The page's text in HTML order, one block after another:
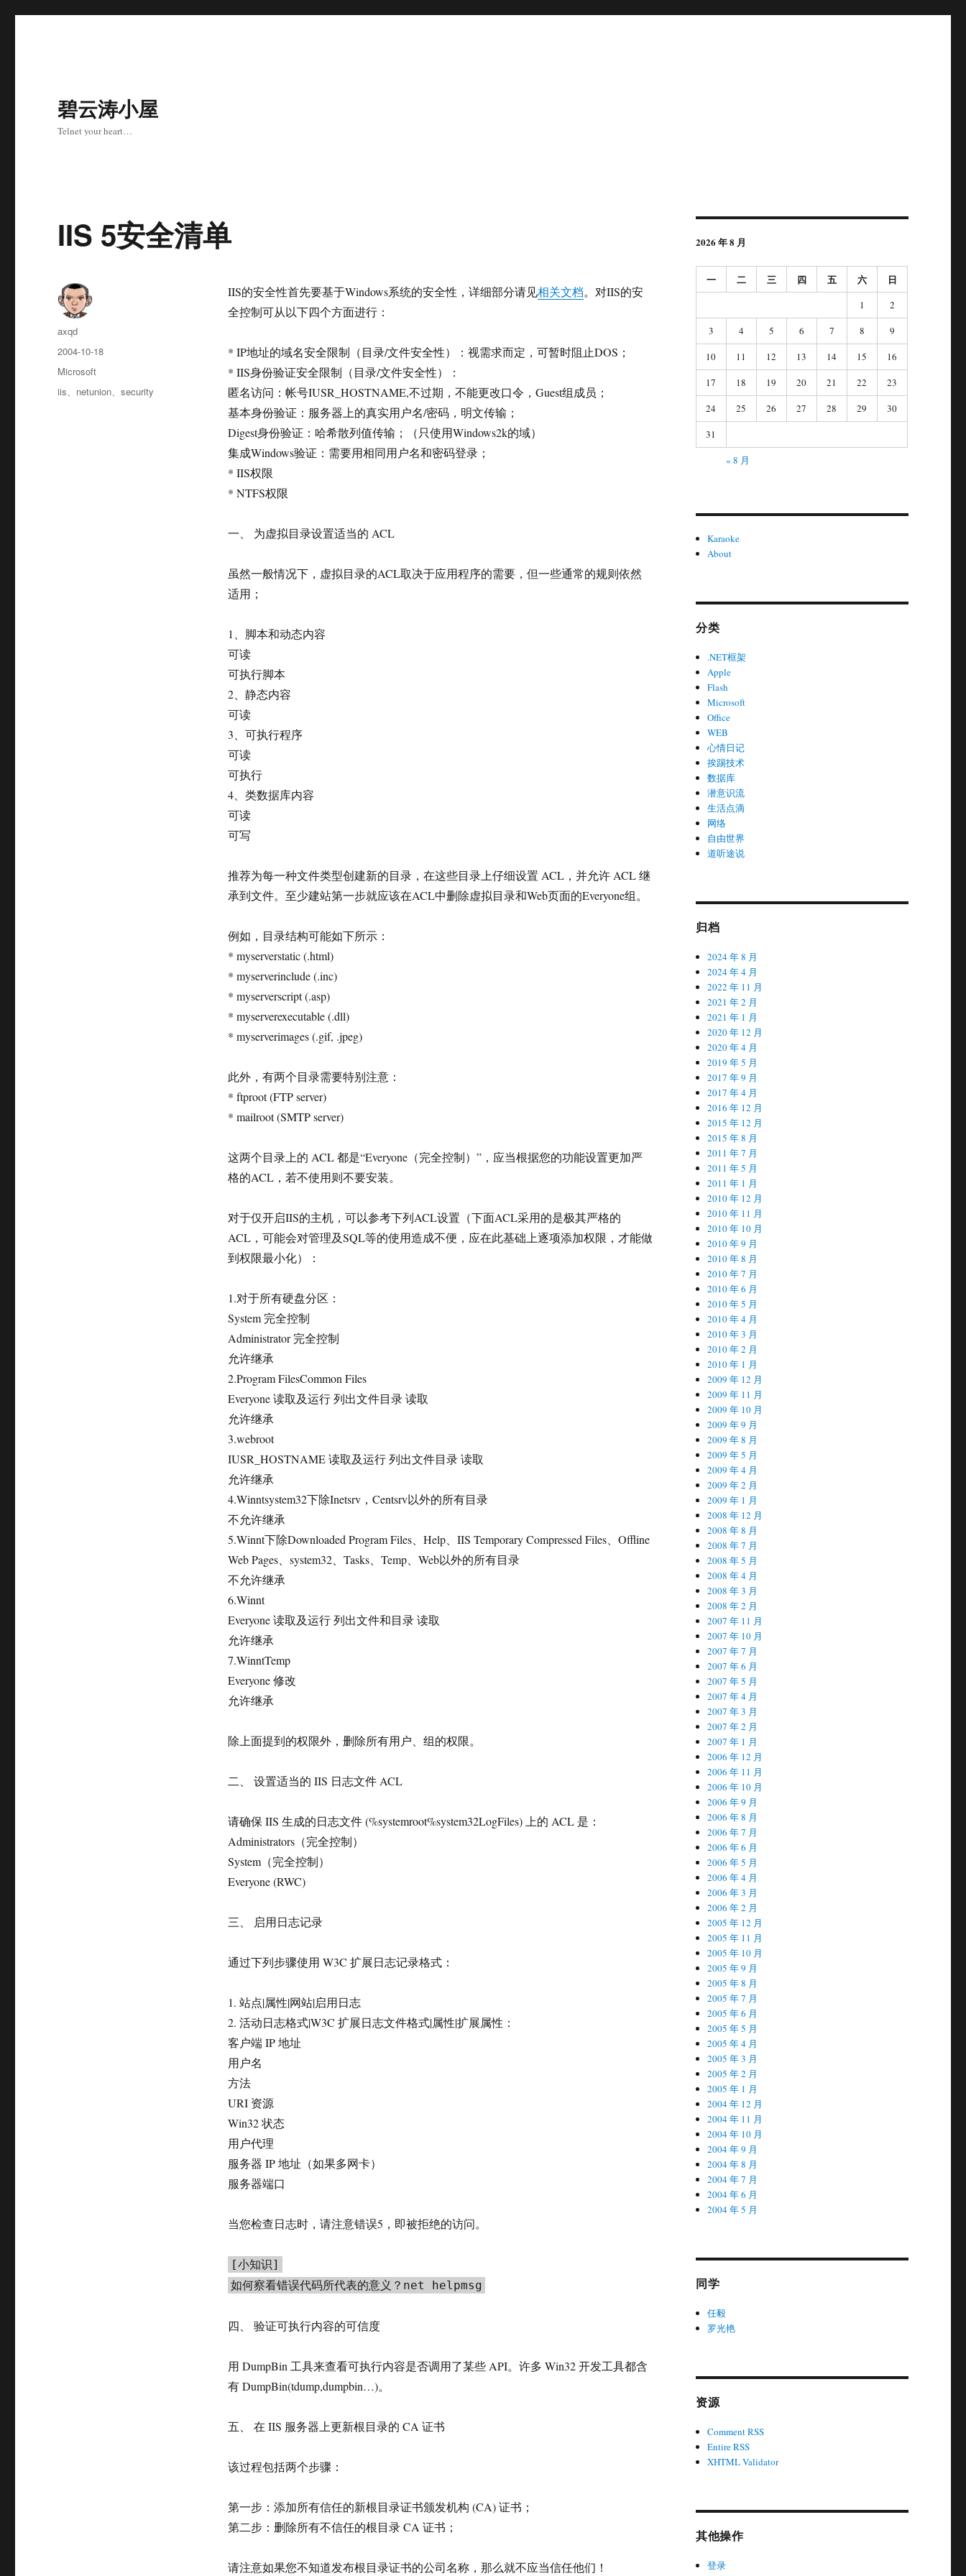
碧云涛小屋
Telnet your heart…
IIS 5安全清单
IIS的安全性首先要基于Windows系统的安全性，详细部分请见相关文档。对IIS的安
全控制可从以下四个方面进行：
* IP地址的域名安全限制（目录/文件安全性）：视需求而定，可暂时阻止DOS；
* IIS身份验证安全限制（目录/文件安全性）：
匿名访问：帐号IUSR_HOSTNAME,不过期，不能更改口令，Guest组成员；
基本身份验证：服务器上的真实用户名/密码，明文传输；
Digest身份验证：哈希散列值传输；（只使用Windows2k的域）
集成Windows验证：需要用相同用户名和密码登录；
* IIS权限
* NTFS权限
一、 为虚拟目录设置适当的 ACL
虽然一般情况下，虚拟目录的ACL取决于应用程序的需要，但一些通常的规则依然
适用；
1、脚本和动态内容
可读
可执行脚本
2、静态内容
可读
3、可执行程序
可读
可执行
4、类数据库内容
可读
可写
推荐为每一种文件类型创建新的目录，在这些目录上仔细设置 ACL，并允许 ACL 继
承到文件。至少建站第一步就应该在ACL中删除虚拟目录和Web页面的Everyone组。
例如，目录结构可能如下所示：
* myserverstatic (.html)
* myserverinclude (.inc)
* myserverscript (.asp)
* myserverexecutable (.dll)
* myserverimages (.gif, .jpeg)
此外，有两个目录需要特别注意：
* ftproot (FTP server)
* mailroot (SMTP server)
这两个目录上的 ACL 都是“Everyone（完全控制）”，应当根据您的功能设置更加严
格的ACL，若不使用则不要安装。
对于仅开启IIS的主机，可以参考下列ACL设置（下面ACL采用的是极其严格的
ACL，可能会对管理及SQL等的使用造成不便，应在此基础上逐项添加权限，才能做
到权限最小化）：
1.对于所有硬盘分区：
System 完全控制
Administrator 完全控制
允许继承
2.Program FilesCommon Files
Everyone 读取及运行 列出文件目录 读取
允许继承
3.webroot
IUSR_HOSTNAME 读取及运行 列出文件目录 读取
允许继承
4.Winntsystem32下除Inetsrv，Centsrv以外的所有目录
不允许继承
5.Winnt下除Downloaded Program Files、Help、IIS Temporary Compressed Files、Offline
Web Pages、system32、Tasks、Temp、Web以外的所有目录
不允许继承
6.Winnt
Everyone 读取及运行 列出文件和目录 读取
允许继承
7.WinntTemp
Everyone 修改
允许继承
除上面提到的权限外，删除所有用户、组的权限。
二、 设置适当的 IIS 日志文件 ACL
请确保 IIS 生成的日志文件 (%systemroot%system32LogFiles) 上的 ACL 是：
Administrators（完全控制）
System（完全控制）
Everyone (RWC)
三、 启用日志记录
通过下列步骤使用 W3C 扩展日志记录格式：
1. 站点|属性|网站|启用日志
2. 活动日志格式|W3C 扩展日志文件格式|属性|扩展属性：
客户端 IP 地址
用户名
方法
URI 资源
Win32 状态
用户代理
服务器 IP 地址（如果多网卡）
服务器端口
当您检查日志时，请注意错误5，即被拒绝的访问。
[小知识]
如何察看错误代码所代表的意义？net helpmsg
四、 验证可执行内容的可信度
用 DumpBin 工具来查看可执行内容是否调用了某些 API。许多 Win32 开发工具都含
有 DumpBin(tdump,dumpbin…)。
五、 在 IIS 服务器上更新根目录的 CA 证书
该过程包括两个步骤：
第一步：添加所有信任的新根目录证书颁发机构 (CA) 证书；
第二步：删除所有不信任的根目录 CA 证书；
请注意如果您不知道发布根目录证书的公司名称，那么就不应当信任他们！
作
者
axqd
发
布
2004-10-18
分
类
Microsoft
标
iis、 netunion、security
2026 年 8 月
一 二 三 四 五 六 日
1
2
3
4 5 6 7 8
9
10
11 12 13 14 15
16
17
18 19 20 21 22
23
24
25 26 27 28 29
30
31
« 8 月
Karaoke
About
分类
.NET框架
Apple
Flash
Microsoft
Office
WEB
心情日记
挨踢技术
数据库
潜意识流
生活点滴
网络
自由世界
道听途说
归档
2024 年 8 月
2024 年 4 月
2022 年 11 月
2021 年 2 月
2021 年 1 月
2020 年 12 月
2020 年 4 月
2019 年 5 月
2017 年 9 月
2017 年 4 月
2016 年 12 月
2015 年 12 月
2015 年 8 月
2011 年 7 月
2011 年 5 月
2011 年 1 月
2010 年 12 月
2010 年 11 月
2010 年 10 月
2010 年 9 月
2010 年 8 月
2010 年 7 月
2010 年 6 月
2010 年 5 月
2010 年 4 月
2010 年 3 月
2010 年 2 月
2010 年 1 月
2009 年 12 月
2009 年 11 月
2009 年 10 月
2009 年 9 月
2009 年 8 月
2009 年 5 月
2009 年 4 月
2009 年 2 月
2009 年 1 月
2008 年 12 月
2008 年 8 月
2008 年 7 月
2008 年 5 月
2008 年 4 月
2008 年 3 月
2008 年 2 月
2007 年 11 月
2007 年 10 月
2007 年 7 月
2007 年 6 月
2007 年 5 月
2007 年 4 月
2007 年 3 月
2007 年 2 月
2007 年 1 月
2006 年 12 月
2006 年 11 月
2006 年 10 月
2006 年 9 月
2006 年 8 月
2006 年 7 月
2006 年 6 月
2006 年 5 月
2006 年 4 月
2006 年 3 月
2006 年 2 月
2005 年 12 月
2005 年 11 月
2005 年 10 月
2005 年 9 月
2005 年 8 月
2005 年 7 月
2005 年 6 月
2005 年 5 月
2005 年 4 月
2005 年 3 月
2005 年 2 月
2005 年 1 月
2004 年 12 月
2004 年 11 月
2004 年 10 月
2004 年 9 月
2004 年 8 月
2004 年 7 月
2004 年 6 月
2004 年 5 月
同学
任毅
罗光艳
资源
Comment RSS
Entire RSS
XHTML Validator
其他操作
登录